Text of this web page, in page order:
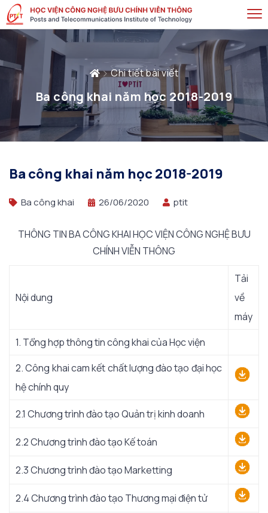
Chi tiết bài viết
Ba công khai năm học 2018-2019
Ba công khai năm học 2018-2019
Ba công khai 26/06/2020 ptit
THÔNG TIN BA CÔNG KHAI HỌC VIỆN CÔNG NGHỆ BƯU
CHÍNH VIỄN THÔNG
Nội dung
Tải
về
máy
1. Tổng hợp thông tin công khai của Học viện
2. Công khai cam kết chất lượng đào tạo đại học
hệ chính quy
2.1 Chương trình đào tạo Quản trị kinh doanh
2.2 Chương trình đào tạo Kế toán
2.3 Chương trình đào tạo Marketting
2.4 Chương trình đào tạo Thương mại điện tử